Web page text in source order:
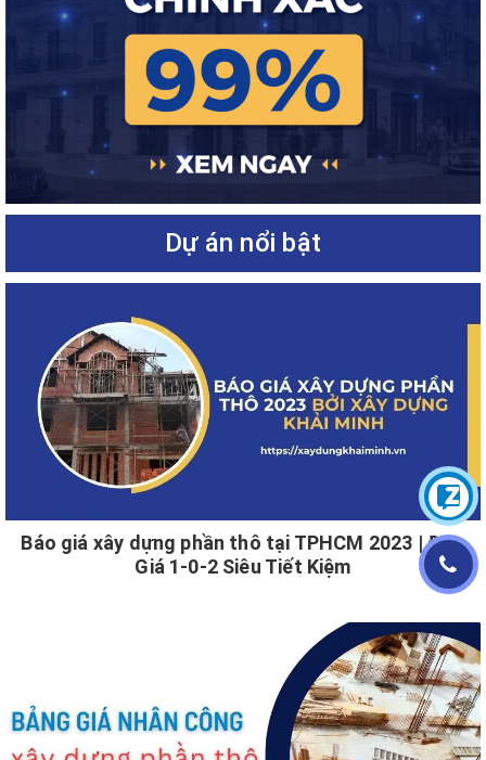
Dự án nổi bật
Báo giá xây dựng phần thô tại TPHCM 2023 | Đơn
Giá 1-0-2 Siêu Tiết Kiệm